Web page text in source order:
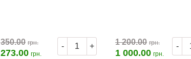
- +
350.00 грн.
273.00 грн.
-
1 200.00 грн.
1 000.00 грн.